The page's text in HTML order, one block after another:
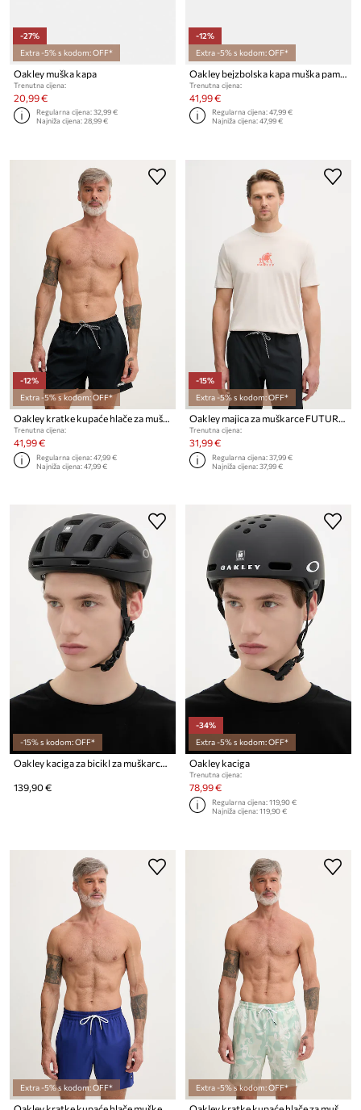
-27%
Extra -5% s kodom: OFF*
Oakley muška kapa
Trenutna cijena:
20,99 €
Regularna cijena:32,99 €
Najniža cijena:28,99 €
-12%
Extra -5% s kodom: OFF*
Trenutna cijena:
41,99 €
Regularna cijena:47,99 €
Najniža cijena:47,99 €
-12%
Extra -5% s kodom: OFF*
Oakley kratke kupaće hlače za muškarce
Trenutna cijena:
41,99 €
Regularna cijena:47,99 €
Najniža cijena:47,99 €
-15%
Extra -5% s kodom: OFF*
Oakley majica za muškarce FUTURESCAPE FROG
Trenutna cijena:
31,99 €
Regularna cijena:37,99 €
Najniža cijena:37,99 €
-15% s kodom: OFF*
Oakley kaciga za bicikl za muškarce ARO3 Endurance
139,90 €
-34%
Extra -5% s kodom: OFF*
Oakley kaciga
Trenutna cijena:
78,99 €
Regularna cijena:119,90 €
Najniža cijena:119,90 €
Extra -5% s kodom: OFF* Extra -5% s kodom: OFF*